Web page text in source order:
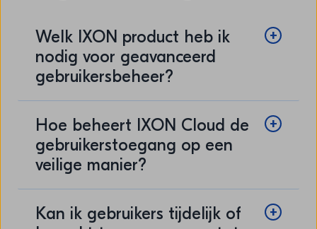
Welk IXON product heb ik
nodig voor geavanceerd
gebruikersbeheer?
Hoe beheert IXON Cloud de
gebruikerstoegang op een
veilige manier?
Kan ik gebruikers tijdelijk of